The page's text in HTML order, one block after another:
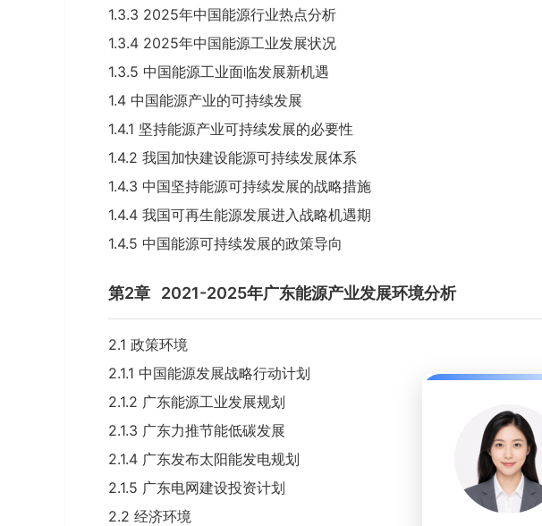
1.3.3 2025年中国能源行业热点分析
1.3.4 2025年中国能源工业发展状况
1.3.5 中国能源工业面临发展新机遇
1.4 中国能源产业的可持续发展
1.4.1 坚持能源产业可持续发展的必要性
1.4.2 我国加快建设能源可持续发展体系
1.4.3 中国坚持能源可持续发展的战略措施
1.4.4 我国可再生能源发展进入战略机遇期
1.4.5 中国能源可持续发展的政策导向
第2章 2021-2025年广东能源产业发展环境分析
2.1 政策环境
2.1.1 中国能源发展战略行动计划
2.1.2 广东能源工业发展规划
2.1.3 广东力推节能低碳发展
2.1.4 广东发布太阳能发电规划
2.1.5 广东电网建设投资计划
2.2 经济环境